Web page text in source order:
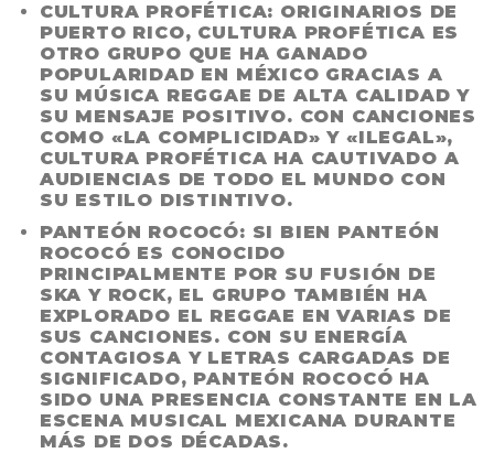
CULTURA PROFÉTICA: ORIGINARIOS DE
PUERTO RICO, CULTURA PROFÉTICA ES
OTRO GRUPO QUE HA GANADO
POPULARIDAD EN MÉXICO GRACIAS A
SU MÚSICA REGGAE DE ALTA CALIDAD Y
SU MENSAJE POSITIVO. CON CANCIONES
COMO «LA COMPLICIDAD» Y «ILEGAL»,
CULTURA PROFÉTICA HA CAUTIVADO A
AUDIENCIAS DE TODO EL MUNDO CON
SU ESTILO DISTINTIVO.
PANTEÓN ROCOCÓ: SI BIEN PANTEÓN
ROCOCÓ ES CONOCIDO
PRINCIPALMENTE POR SU FUSIÓN DE
SKA Y ROCK, EL GRUPO TAMBIÉN HA
EXPLORADO EL REGGAE EN VARIAS DE
SUS CANCIONES. CON SU ENERGÍA
CONTAGIOSA Y LETRAS CARGADAS DE
SIGNIFICADO, PANTEÓN ROCOCÓ HA
SIDO UNA PRESENCIA CONSTANTE EN LA
ESCENA MUSICAL MEXICANA DURANTE
MÁS DE DOS DÉCADAS.